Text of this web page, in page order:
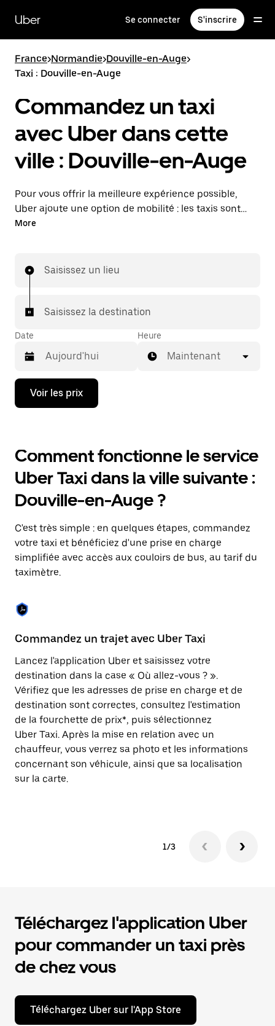
contenu
principal
Uber Se connecter S'inscrire
France>Normandie>Douville-en-Auge>
Taxi : Douville-en-Auge
Commandez un taxi
avec Uber dans cette
ville : Douville-en-Auge
Pour vous offrir la meilleure expérience possible,
Uber ajoute une option de mobilité : les taxis sont
maintenant disponibles dans l'application. Uber Taxi :
More
Saisissez un lieu
Saisissez la destination
Date
Appuyez
la
bas
pour
ouvrir
le
calendrier
et
une
date.
Appuyez
sur
la
pour
fermer
calendrier.
Heure
Maintenant
Voir les prix
Comment fonctionne le service
Uber Taxi dans la ville suivante :
Douville-en-Auge ?
C'est très simple : en quelques étapes, commandez
votre taxi et bénéficiez d'une prise en charge
simplifiée avec accès aux couloirs de bus, au tarif du
taximètre.
Commandez un trajet avec Uber Taxi
Lancez l'application Uber et saisissez votre
destination dans la case « Où allez-vous ? ».
Vérifiez que les adresses de prise en charge et de
destination sont correctes, consultez l'estimation
de la fourchette de prix*, puis sélectionnez
Uber Taxi. Après la mise en relation avec un
chauffeur, vous verrez sa photo et les informations
concernant son véhicule, ainsi que sa localisation
sur la carte.
1/3
Téléchargez l'application Uber
pour commander un taxi près
de chez vous
Téléchargez Uber sur l'App Store